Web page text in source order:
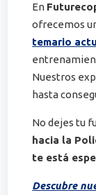
En
ofrecemos
temario
Nuestros
hasta
No dejes tu
hacia la
te está
Descubre